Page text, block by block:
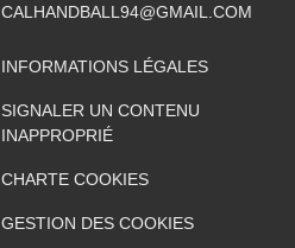
CALHANDBALL94@GMAIL.COM
INFORMATIONS LÉGALES
SIGNALER UN CONTENU
INAPPROPRIÉ
CHARTE COOKIES
GESTION DES COOKIES